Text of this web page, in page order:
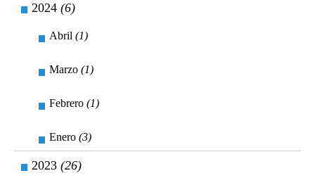
2024 (6)
Abril (1)
Marzo (1)
Febrero (1)
Enero (3)
2023 (26)